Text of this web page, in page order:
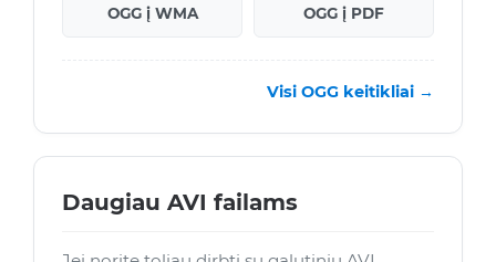
OGG į WMA OGG į PDF
Visi OGG keitikliai →
Daugiau AVI failams